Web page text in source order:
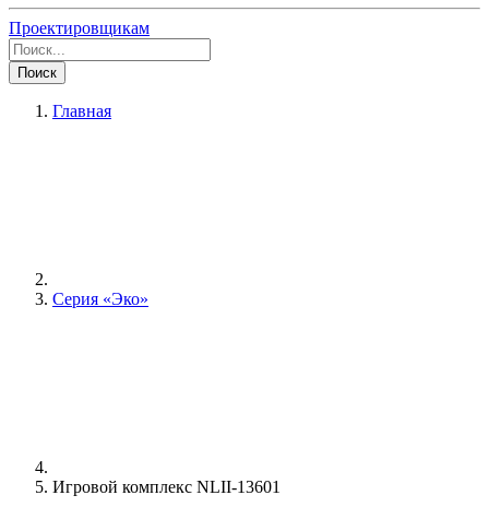
Проектировщикам
Поиск
Главная
Серия «Эко»
Игровой комплекс NLII-13601